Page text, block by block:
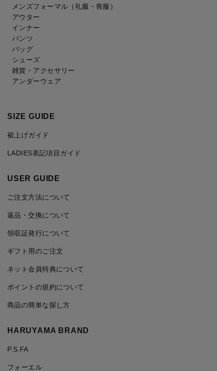
メンズフォーマル （礼服・喪服）
アウター
インナー
パンツ
バッグ
シューズ
雑貨・アクセサリー
アンダーウェア
SIZE GUIDE
裾上げガイド
LADIES表記項目ガイド
USER GUIDE
ご注文方法について
返品・交換について
領収証発行について
ギフト用のご注文
ネット会員特典について
ポイントの規約について
商品の簡単な探し方
HARUYAMA BRAND
P.S.FA
フォーエル